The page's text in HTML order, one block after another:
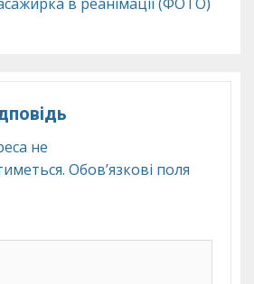
в реанімації (ФОТО)
не
Обов’язкові поля